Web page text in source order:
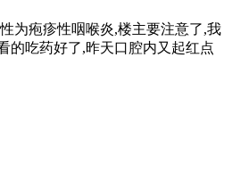
为疱疹性咽喉炎,楼主要注意了,我
的吃药好了,昨天口腔内又起红点